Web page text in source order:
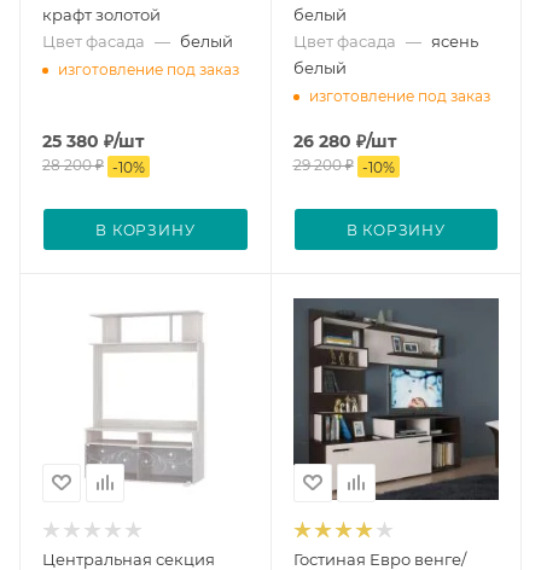
крафт золотой
Цвет фасада — белый
изготовление под заказ
25 380 ₽/шт
28 200₽ -10%
В КОРЗИНУ
белый
Цвет фасада — ясень
белый
изготовление под заказ
26 280 ₽/шт
29 200₽ -10%
В КОРЗИНУ
Центральная секция
Гостиная Евро венге/